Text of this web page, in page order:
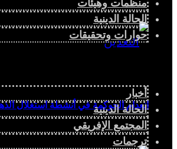
انعدام الحوكمة في أنشطة استغلال
منظمات وهيئات
الحالة الدينية
حوارات وتحقيقات
أخبار
الحالة الدينية
المجتمع الإفريقي
ترجمات